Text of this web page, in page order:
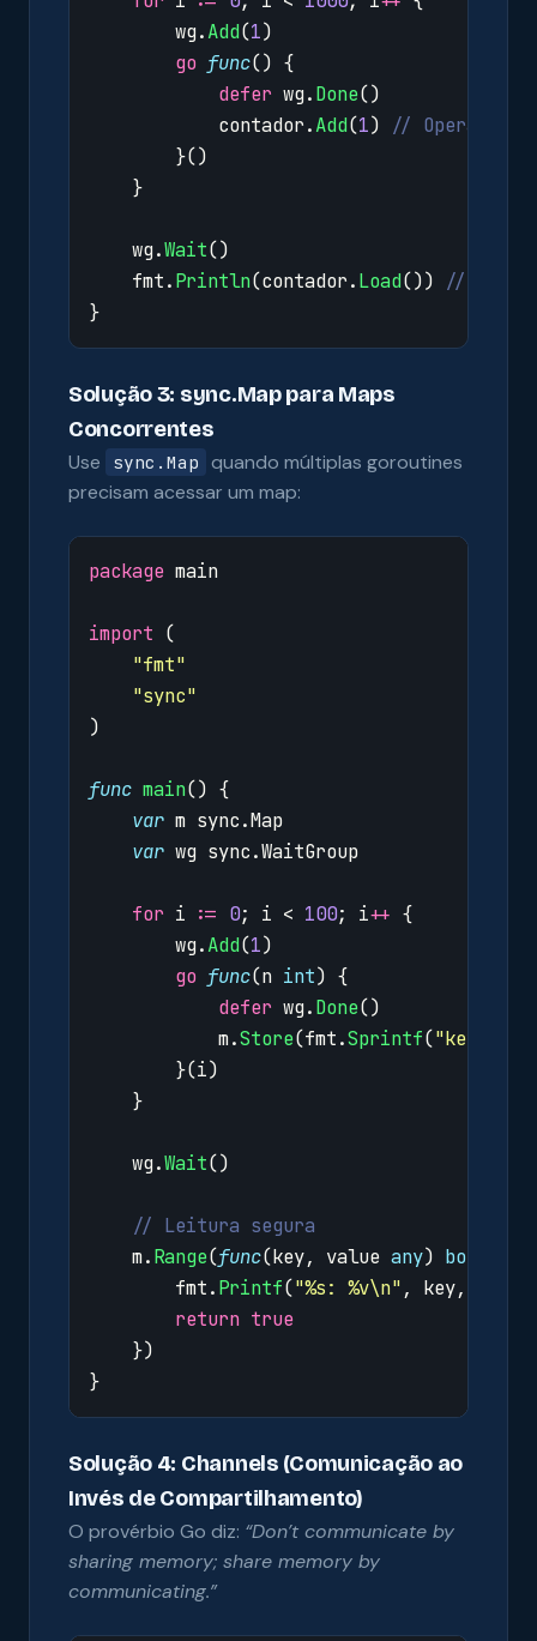
wg.Add(1)
go func() {
defer wg.Done()
contador.Add(1)
// Operação
}()
}
wg.Wait()
fmt.Println(contador.Load())
//
}
Solução 3: sync.Map para Maps
Concorrentes
Use sync.Map quando múltiplas goroutines
precisam acessar um map:
package main
import (
"fmt"
"sync"
)
func main() {
var m sync.Map
var wg sync.WaitGroup
for i := 0; i < 100; i++ {
wg.Add(1)
go func(n int) {
defer wg.Done()
m.Store(fmt.Sprintf("key-%d"
}(i)
}
wg.Wait()
// Leitura segura
m.Range(func(key, value any) bool
fmt.Printf("%s: %v\n", key,
return true
})
}
Solução 4: Channels (Comunicação ao
Invés de Compartilhamento)
O provérbio Go diz: “Don’t communicate by
sharing memory; share memory by
communicating.”